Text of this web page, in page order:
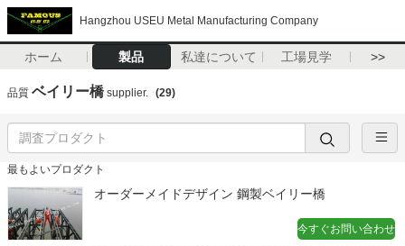
Hangzhou USEU Metal Manufacturing Company
ホーム 製品 私達について 工場見学 >>
品質 ベイリー橋supplier. (29)
最もよいプロダクト
オーダーメイドデザイン 鋼製ベイリー橋
今すぐお問い合わせ